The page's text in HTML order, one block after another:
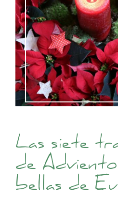
Las siete
de
bellas de